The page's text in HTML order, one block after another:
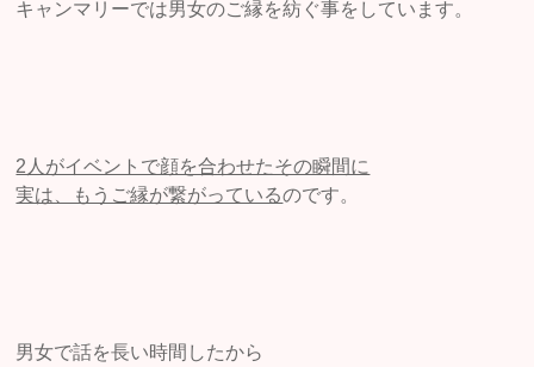
キャンマリーでは男女のご縁を紡ぐ事をしています。
2人がイベントで顔を合わせたその瞬間に
実は、もうご縁が繋がっているのです。
男女で話を長い時間したから